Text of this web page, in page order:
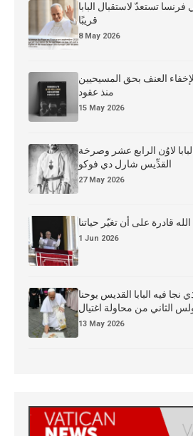
فرنسا تستعدّ لاستقبال البابا
قريبًا
8 May 2026
العنف بحق المسيحيين
منذ عقود
15 May 2026
لاوُن الرابع عشر وصرخة
القدِّيس شارل دي فوكو
27 May 2026
الله قادرة على أن تغيّر حياتنا
1 Jun 2026
نجا فيه البابا القديس يوحنا
الثاني من محاولة اغتيال
13 May 2026